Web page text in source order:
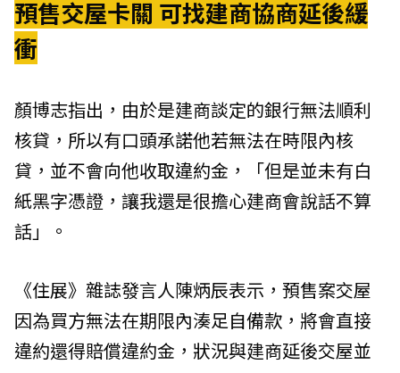
預售交屋卡關 可找建商協商延後緩
衝
顏博志指出，由於是建商談定的銀行無法順利
核貸，所以有口頭承諾他若無法在時限內核
貸，並不會向他收取違約金，「但是並未有白
紙黑字憑證，讓我還是很擔心建商會說話不算
話」。
《住展》雜誌發言人陳炳辰表示，預售案交屋
因為買方無法在期限內湊足自備款，將會直接
違約還得賠償違約金，狀況與建商延後交屋並